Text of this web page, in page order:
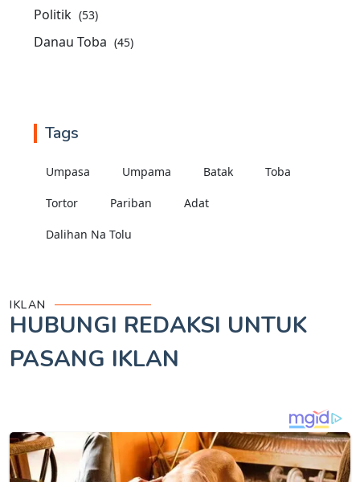
Politik (53)
Danau Toba (45)
Tags
Umpasa Umpama Batak Toba
Tortor Pariban Adat
Dalihan Na Tolu
IKLAN
HUBUNGI REDAKSI UNTUK
PASANG IKLAN